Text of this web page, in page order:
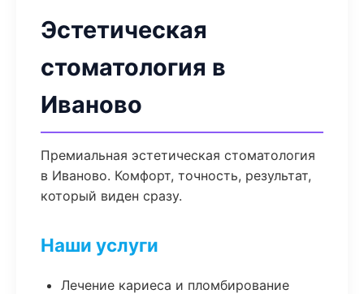
Эстетическая
стоматология в
Иваново
Премиальная эстетическая стоматология
в Иваново. Комфорт, точность, результат,
который виден сразу.
Наши услуги
Лечение кариеса и пломбирование